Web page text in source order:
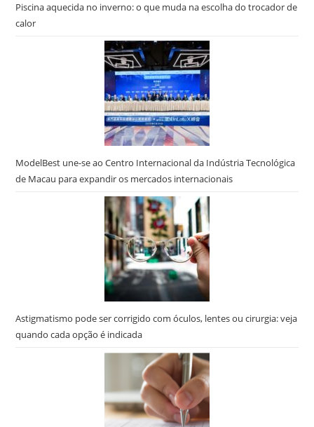
Piscina aquecida no inverno: o que muda na escolha do trocador de
calor
ModelBest une-se ao Centro Internacional da Indústria Tecnológica
de Macau para expandir os mercados internacionais
Astigmatismo pode ser corrigido com óculos, lentes ou cirurgia: veja
quando cada opção é indicada